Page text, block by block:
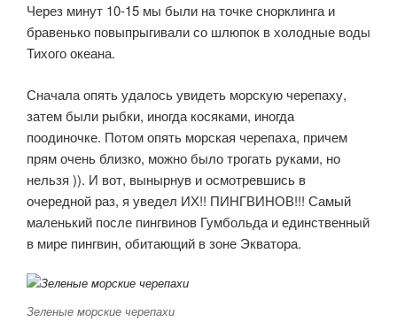
Через минут 10-15 мы были на точке снорклинга и
бравенько повыпрыгивали со шлюпок в холодные воды
Тихого океана.
Сначала опять удалось увидеть морскую черепаху,
затем были рыбки, иногда косяками, иногда
поодиночке. Потом опять морская черепаха, причем
прям очень близко, можно было трогать руками, но
нельзя )). И вот, вынырнув и осмотревшись в
очередной раз, я уведел ИХ!! ПИНГВИНОВ!!! Самый
маленький после пингвинов Гумбольда и единственный
в мире пингвин, обитающий в зоне Экватора.
Зеленые морские черепахи